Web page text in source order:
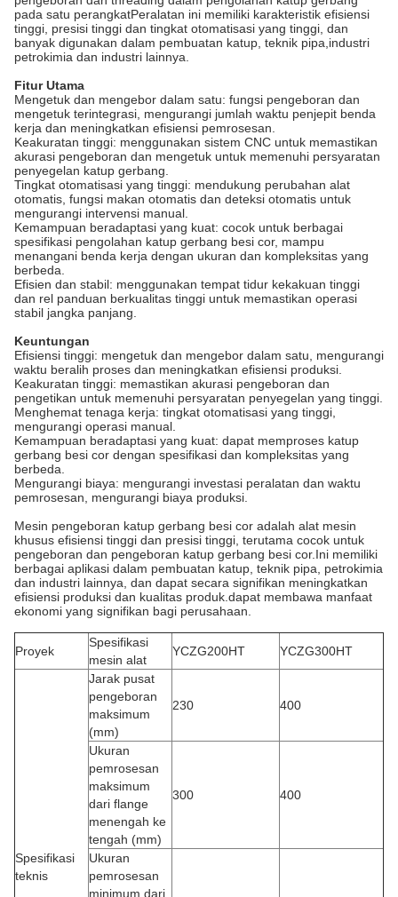
pada satu perangkatPeralatan ini memiliki karakteristik efisiensi
tinggi, presisi tinggi dan tingkat otomatisasi yang tinggi, dan
banyak digunakan dalam pembuatan katup, teknik pipa,industri
petrokimia dan industri lainnya.
Fitur Utama
Mengetuk dan mengebor dalam satu: fungsi pengeboran dan
mengetuk terintegrasi, mengurangi jumlah waktu penjepit benda
kerja dan meningkatkan efisiensi pemrosesan.
Keakuratan tinggi: menggunakan sistem CNC untuk memastikan
akurasi pengeboran dan mengetuk untuk memenuhi persyaratan
penyegelan katup gerbang.
Tingkat otomatisasi yang tinggi: mendukung perubahan alat
otomatis, fungsi makan otomatis dan deteksi otomatis untuk
mengurangi intervensi manual.
Kemampuan beradaptasi yang kuat: cocok untuk berbagai
spesifikasi pengolahan katup gerbang besi cor, mampu
menangani benda kerja dengan ukuran dan kompleksitas yang
berbeda.
Efisien dan stabil: menggunakan tempat tidur kekakuan tinggi
dan rel panduan berkualitas tinggi untuk memastikan operasi
stabil jangka panjang.
Keuntungan
Efisiensi tinggi: mengetuk dan mengebor dalam satu, mengurangi
waktu beralih proses dan meningkatkan efisiensi produksi.
Keakuratan tinggi: memastikan akurasi pengeboran dan
pengetikan untuk memenuhi persyaratan penyegelan yang tinggi.
Menghemat tenaga kerja: tingkat otomatisasi yang tinggi,
mengurangi operasi manual.
Kemampuan beradaptasi yang kuat: dapat memproses katup
gerbang besi cor dengan spesifikasi dan kompleksitas yang
berbeda.
Mengurangi biaya: mengurangi investasi peralatan dan waktu
pemrosesan, mengurangi biaya produksi.
Mesin pengeboran katup gerbang besi cor adalah alat mesin
khusus efisiensi tinggi dan presisi tinggi, terutama cocok untuk
pengeboran dan pengeboran katup gerbang besi cor.Ini memiliki
berbagai aplikasi dalam pembuatan katup, teknik pipa, petrokimia
dan industri lainnya, dan dapat secara signifikan meningkatkan
efisiensi produksi dan kualitas produk.dapat membawa manfaat
ekonomi yang signifikan bagi perusahaan.
Proyek
Spesifikasi
mesin alat
YCZG200HT YCZG300HT
Spesifikasi
teknis
Jarak pusat
pengeboran
maksimum
(mm)
230 400
Ukuran
pemrosesan
maksimum
dari flange
menengah ke
tengah (mm)
300 400
Ukuran
pemrosesan
minimum dari